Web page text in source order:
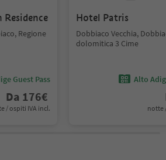
Regione
Guest Pass
Da 176€
/ ospiti IVA incl.
Hotel Patris
Dobbiaco Vecchia,
dolomitica 3 Cime
Alto
notte